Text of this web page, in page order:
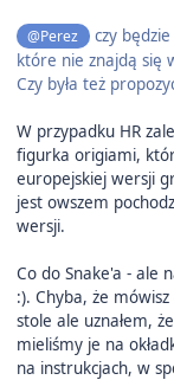
@Perez czy będzie
które nie znajdą się
Czy była też
W przypadku HR
figurka origiami,
europejskiej wersji
jest owszem
wersji.
Co do Snake'a - ale
:). Chyba, że
stole ale uznałem,
mieliśmy je na
na instrukcjach, w